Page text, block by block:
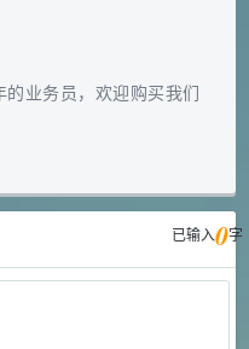
业务员，欢迎购买我们
已输入0字